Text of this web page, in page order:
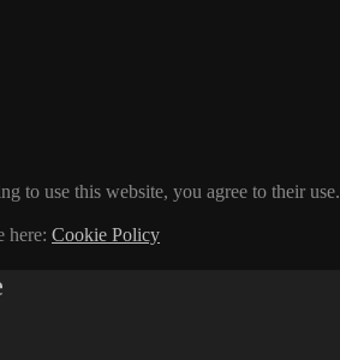
to use this website, you agree to their use.
here: Cookie Policy